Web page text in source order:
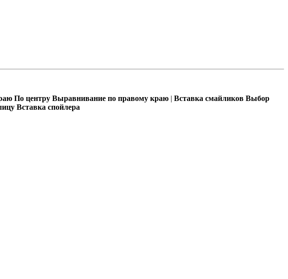
По центру Выравнивание по правому краю | Вставка смайликов Выбор
Вставка спойлера